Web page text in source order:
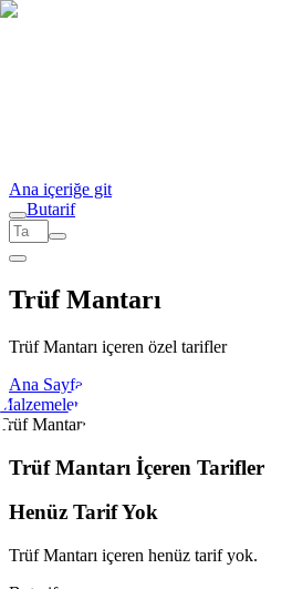
Ana içeriğe git
Butarif
Trüf Mantarı
Trüf Mantarı içeren özel tarifler
Ana Sayfa
Mantarı
Trüf Mantarı İçeren Tarifler
Henüz Tarif Yok
Trüf Mantarı içeren henüz tarif yok.